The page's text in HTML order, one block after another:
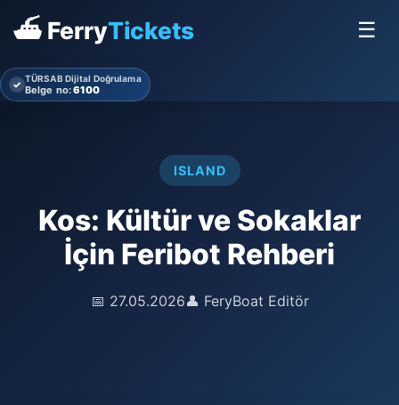
⛴ FerryTickets ☰
✓ TÜRSAB Dijital Doğrulama
Belge no:6100
ISLAND
Kos: Kültür ve Sokaklar
İçin Feribot Rehberi
📅 27.05.2026👤 FeryBoat Editör